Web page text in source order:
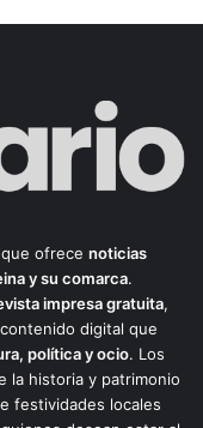
que ofrece noticias
y su comarca.
impresa gratuita,
digital que
política y ocio. Los
la historia y patrimonio
festividades locales